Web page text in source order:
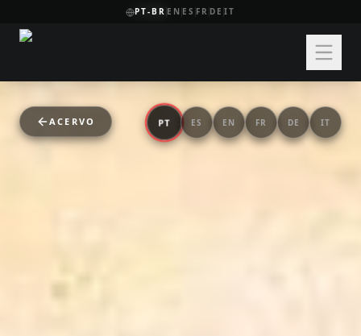
PT-BR EN ES FR DE IT
ACERVO PT ES EN FR DE IT